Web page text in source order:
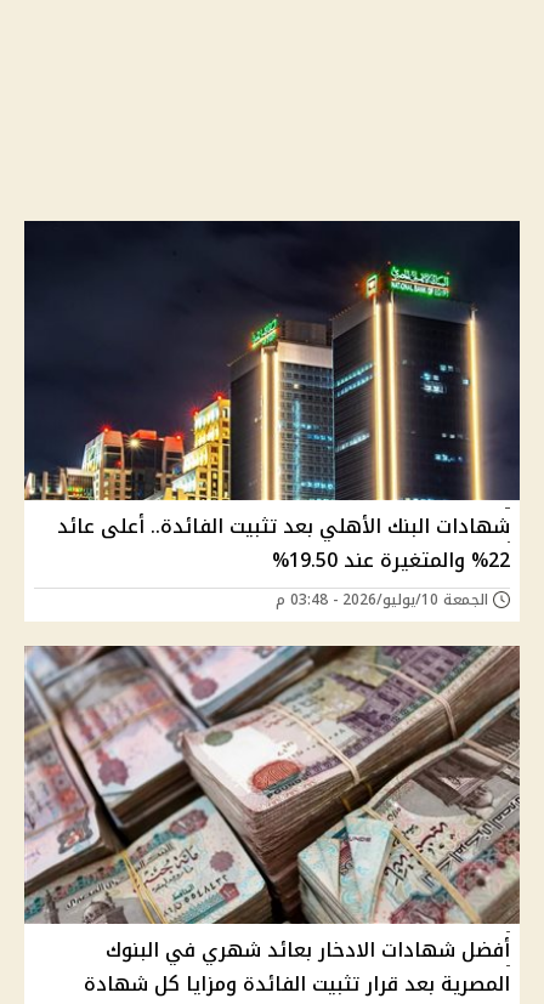
شهادات البنك الأهلي بعد تثبيت الفائدة.. أعلى عائد
22% والمتغيرة عند 19.50%
الجمعة 10/يوليو/2026 - 03:48 م
أفضل شهادات الادخار بعائد شهري في البنوك
المصرية بعد قرار تثبيت الفائدة ومزايا كل شهادة